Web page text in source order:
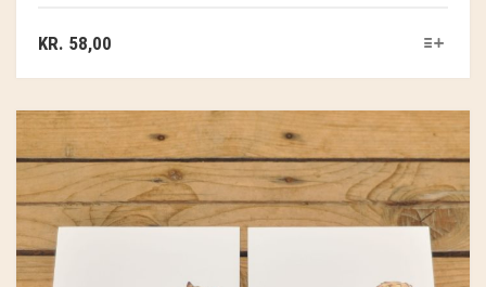
KR. 58,00